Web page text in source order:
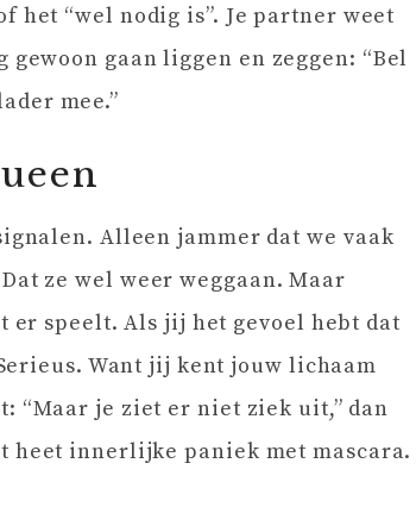
het “wel nodig is”. Je partner weet
gaan liggen en zeggen: “Bel
mee.”
Alleen jammer dat we vaak
ze wel weer weggaan. Maar
er speelt. Als jij het gevoel hebt dat
Want jij kent jouw lichaam
“Maar je ziet er niet ziek uit,” dan
heet innerlijke paniek met mascara.